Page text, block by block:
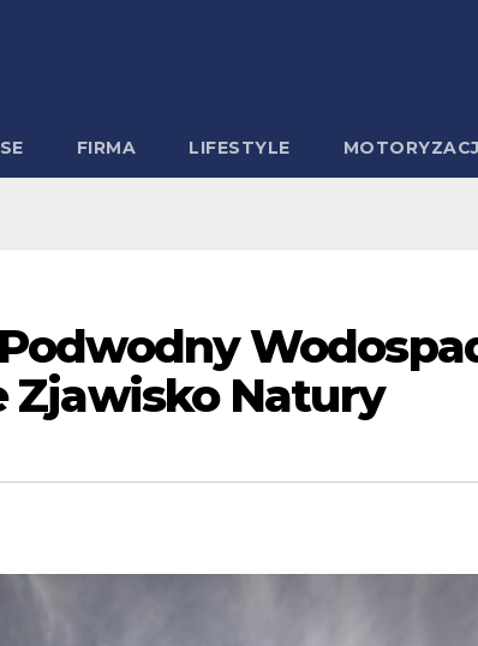
FIRMA LIFESTYLE
Zjawisko Natury